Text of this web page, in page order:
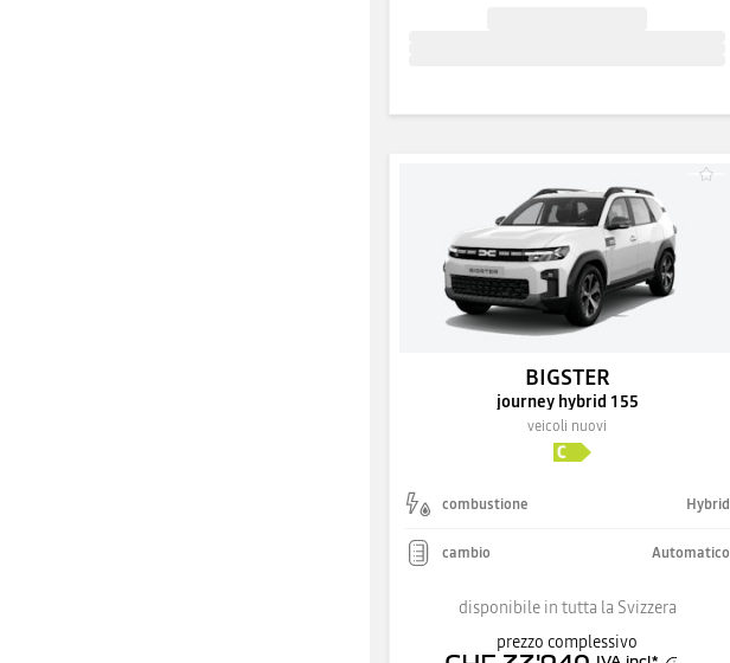
BIGSTER
journey hybrid 155
veicoli nuovi
combustione Hybrid
cambio Automatico
disponibile in tutta la Svizzera
prezzo complessivo